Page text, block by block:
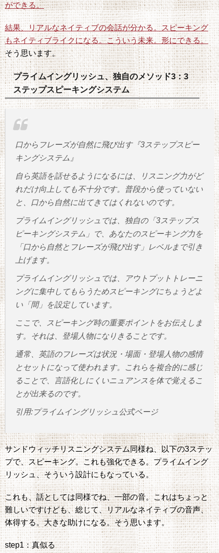
ができる。
結果、リアルなネイティブの会話が分かる。スピーキング
もネイティブライクになる。こういう未来。形にできる。
そう思います。
プライムイングリッシュ、独自のメソッド3：3
ステップスピーキングシステム
口からフレーズが自然に飛び出す『3ステップスピー
キングシステム』
自ら英語を話せるようになるには、リスニング力がど
れだけ向上しても不十分です。普段から使っていない
と、口から自然に出てきてはくれないのです。
プライムイングリッシュでは、独自の「3ステップス
ピーキングシステム」で、あなたのスピーキング力を
「口から自然とフレーズが飛び出す」レベルまで引き
上げます。
プライムイングリッシュでは、アウトプットトレーニ
ングに集中してもらうためスピーキングにちょうどよ
い「間」を設定しています。
ここで、スピーキング時の重要ポイントをお伝えしま
す。それは、登場人物になりきることです。
通常、英語のフレーズは状況・場面・登場人物の感情
とセットになって使われます。これらを複合的に感じ
ることで、言語化しにくいニュアンスを体で覚えるこ
とが出来るのです。
引用:プライムイングリッシュ公式ページ
サンドウィッチリスニングシステム同様ね、以下の3ステッ
プで、スピーキング。これも強化できる。プライムイング
リッシュ、そういう設計にもなっている。
これも、話としては同様でね、一部の音。これはちょっと
難しいですけども、総じて、リアルなネイティブの音声、
体得する。大きな助けになる。そう思います。
step1：真似る